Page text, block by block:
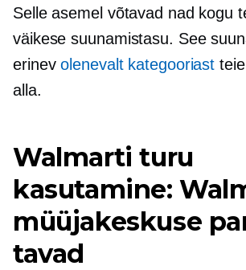
Selle asemel võtavad nad kogu
väikese suunamistasu. See
erinevolenevalt kategooriast
alla.
Walmarti turu
kasutamine:
müüjakeskuse
tavad